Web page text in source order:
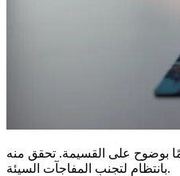
بوضوح على القسيمة. تحقق منه
بانتظام لتجنب المفاجآت السيئة.